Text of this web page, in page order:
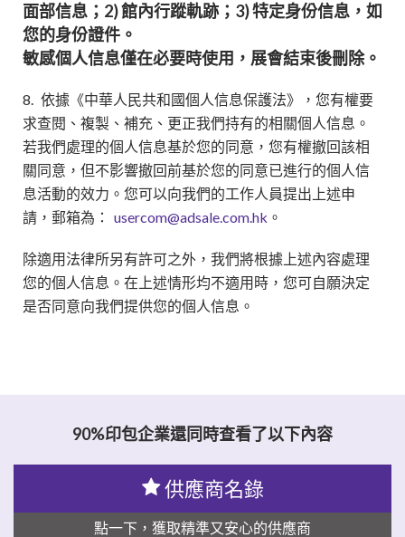
面部信息；2) 館內行蹤軌跡；3) 特定身份信息，如
您的身份證件。
敏感個人信息僅在必要時使用，展會結束後刪除。
8. 依據《中華人民共和國個人信息保護法》，您有權要
求查閱、複製、補充、更正我們持有的相關個人信息。
若我們處理的個人信息基於您的同意，您有權撤回該相
關同意，但不影響撤回前基於您的同意已進行的個人信
息活動的效力。您可以向我們的工作人員提出上述申
請，郵箱為：
usercom@adsale.com.hk 。
除適用法律所另有許可之外，我們將根據上述內容處理
您的個人信息。在上述情形均不適用時，您可自願決定
是否同意向我們提供您的個人信息。
90%印包企業還同時查看了以下內容
供應商名錄
點一下，獲取精準又安心的供應商